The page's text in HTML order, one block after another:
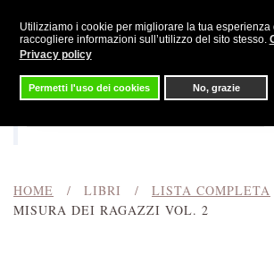
Utilizziamo i cookie per migliorare la tua esperienza
raccogliere informazioni sull’utilizzo del sito stesso.
Privacy policy
Permetti l'uso dei cookies No, grazie
Skip to main content
HOME LIBRI LISTA COMPLETA
MISURA DEI RAGAZZI VOL. 2